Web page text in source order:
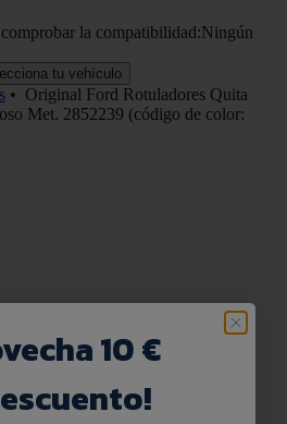
la compatibilidad:Ningún
tu vehículo
• Original Ford Rotuladores Quita
Met. 2852239 (código de color:
10 €